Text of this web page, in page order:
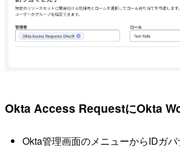
Okta Access RequestにOkta
Okta管理画面のメニューからIDガ